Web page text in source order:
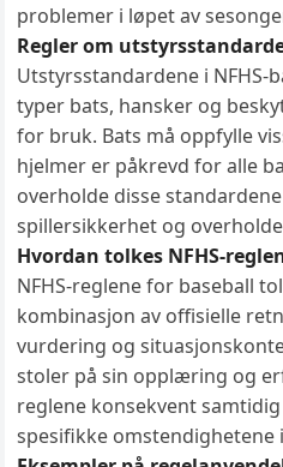
problemer i løpet av
Regler om
Utstyrsstandardene i NFHS-
typer bats, hansker og
for bruk. Bats må oppfylle
hjelmer er påkrevd for alle
overholde disse
spillersikkerhet og
Hvordan tolkes NFHS-
NFHS-reglene for baseball
kombinasjon av offisielle
vurdering og
stoler på sin opplæring og
reglene konsekvent
spesifikke omstendighetene